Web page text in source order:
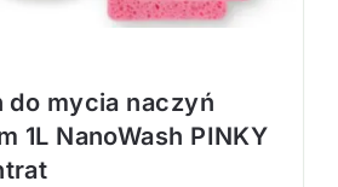
do mycia naczyń
1L NanoWash PINKY